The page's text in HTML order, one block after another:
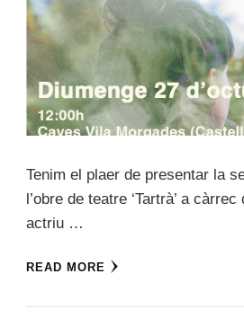
Tenim el plaer de presentar la
l’obre de teatre ‘Tartrà’ a
actriu …
READ MORE